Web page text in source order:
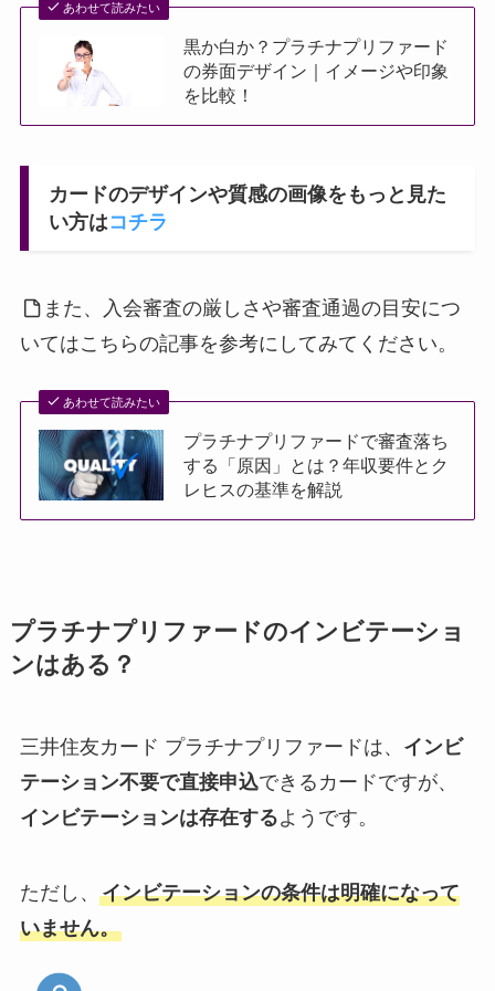
あわせて読みたい
黒か白か？プラチナプリファード
の券面デザイン｜イメージや印象
を比較！
カードのデザインや質感の画像をもっと見た
い方はコチラ
また、入会審査の厳しさや審査通過の目安につ
いてはこちらの記事を参考にしてみてください。
あわせて読みたい
プラチナプリファードで審査落ち
する「原因」とは？年収要件とク
レヒスの基準を解説
プラチナプリファードのインビテーショ
ンはある？
三井住友カード プラチナプリファードは、 インビ
テーション不要で直接申込できるカードですが、
インビテーションは存在するようです。
ただし、 インビテーションの条件は明確になって
いません。